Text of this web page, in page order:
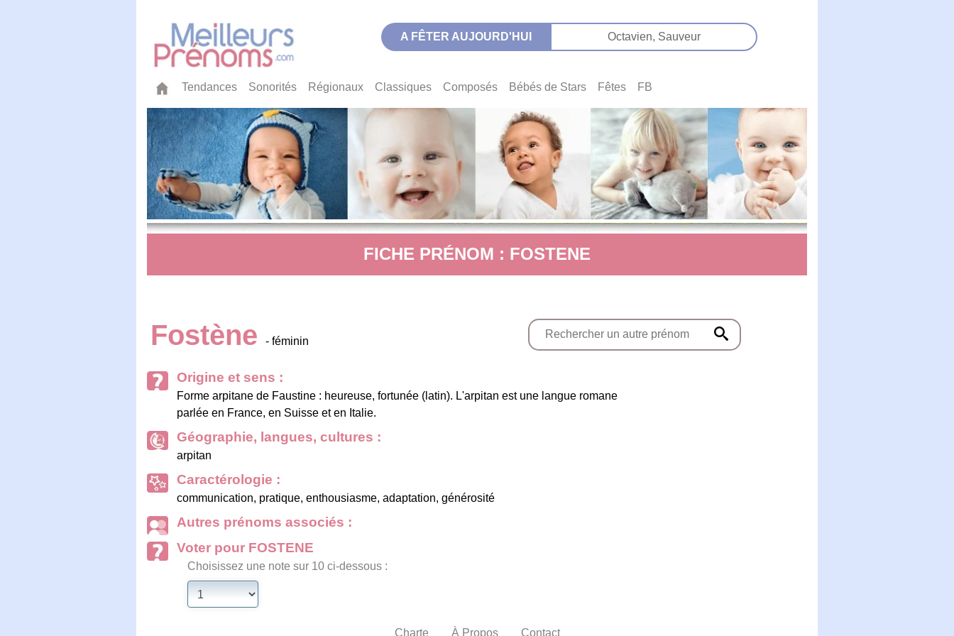
A FÊTER AUJOURD'HUI Octavien, Sauveur
Tendances Sonorités Régionaux Classiques Composés Bébés de Stars Fêtes FB
FICHE PRÉNOM : FOSTENE
Fostène - féminin
Origine et sens :
Forme arpitane de Faustine : heureuse, fortunée (latin). L'arpitan est une langue romane
parlée en France, en Suisse et en Italie.
Géographie, langues, cultures :
arpitan
Caractérologie :
communication, pratique, enthousiasme, adaptation, générosité
Autres prénoms associés :
Voter pour FOSTENE
Choisissez une note sur 10 ci-dessous :
Charte À Propos Contact